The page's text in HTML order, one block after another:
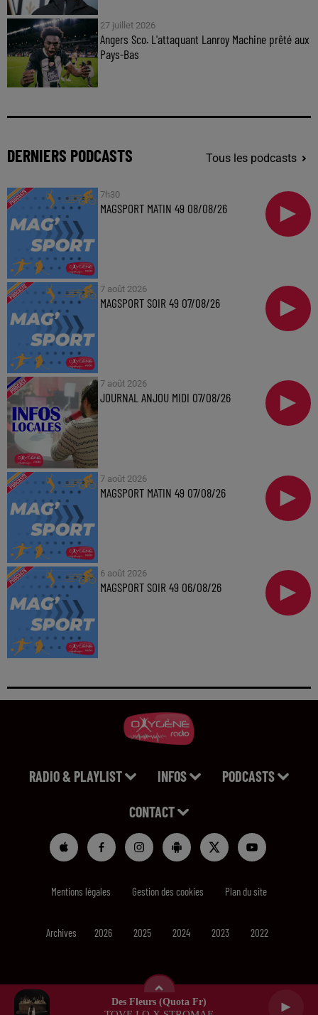
Des Fleurs (quota Fr)
27 juillet 2026
Angers Sco. L'attaquant Lanroy Machine prêté aux
Pays-Bas
DERNIERS PODCASTS Tous les podcasts
7h30
MAGSPORT MATIN 49 08/08/26
7 août 2026
MAGSPORT SOIR 49 07/08/26
7 août 2026
JOURNAL ANJOU MIDI 07/08/26
7 août 2026
MAGSPORT MATIN 49 07/08/26
6 août 2026
MAGSPORT SOIR 49 06/08/26
RADIO & PLAYLIST INFOS PODCASTS
CONTACT
Mentions légales Gestion des cookies Plan du site
Archives 2026 2025 2024 2023 2022